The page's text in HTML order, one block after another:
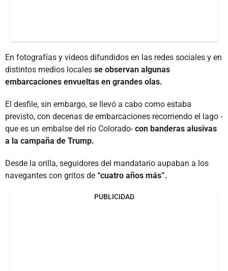
En fotografías y videos difundidos en las redes sociales y en
distintos medios locales se observan algunas
embarcaciones envueltas en grandes olas.
El desfile, sin embargo, se llevó a cabo como estaba
previsto, con decenas de embarcaciones recorriendo el lago -
que es un embalse del río Colorado-con banderas alusivas
a la campaña de Trump.
Desde la orilla, seguidores del mandatario aupaban a los
navegantes con gritos de “cuatro años más”.
PUBLICIDAD